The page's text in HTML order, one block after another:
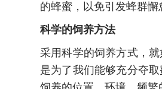
的蜂蜜，以免引发蜂群
科学的饲养方法
采用科学的饲养方式，
是为了我们能够充分夺